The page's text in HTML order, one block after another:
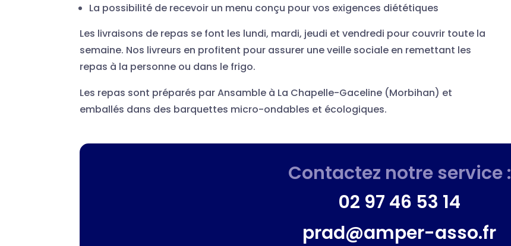
La possibilité de recevoir un menu conçu pour vos exigences diététiques
Les livraisons de repas se font les lundi, mardi, jeudi et vendredi pour couvrir toute la
semaine. Nos livreurs en profitent pour assurer une veille sociale en remettant les
repas à la personne ou dans le frigo.
Les repas sont préparés par Ansamble à La Chapelle-Gaceline (Morbihan) et
emballés dans des barquettes micro-ondables et écologiques.
Contactez notre service :
02 97 46 53 14
prad@amper-asso.fr